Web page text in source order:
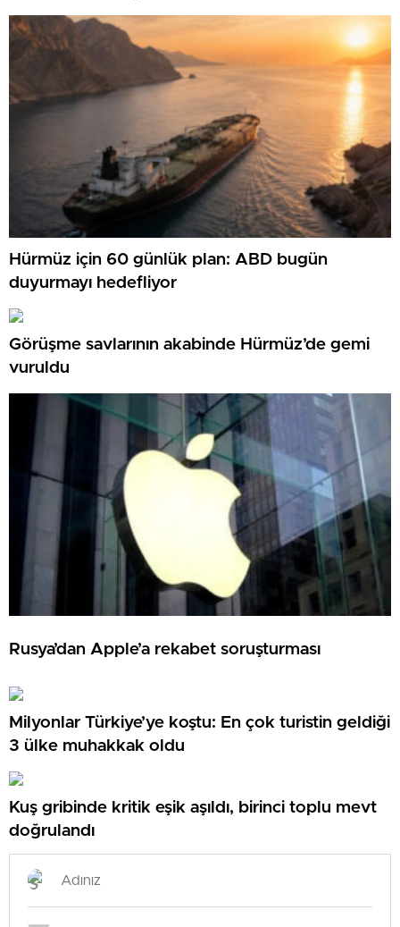
Hürmüz için 60 günlük plan: ABD bugün
duyurmayı hedefliyor
Görüşme savlarının akabinde Hürmüz’de gemi
vuruldu
Rusya’dan Apple’a rekabet soruşturması
Milyonlar Türkiye’ye koştu: En çok turistin geldiği
3 ülke muhakkak oldu
Kuş gribinde kritik eşik aşıldı, birinci toplu mevt
doğrulandı